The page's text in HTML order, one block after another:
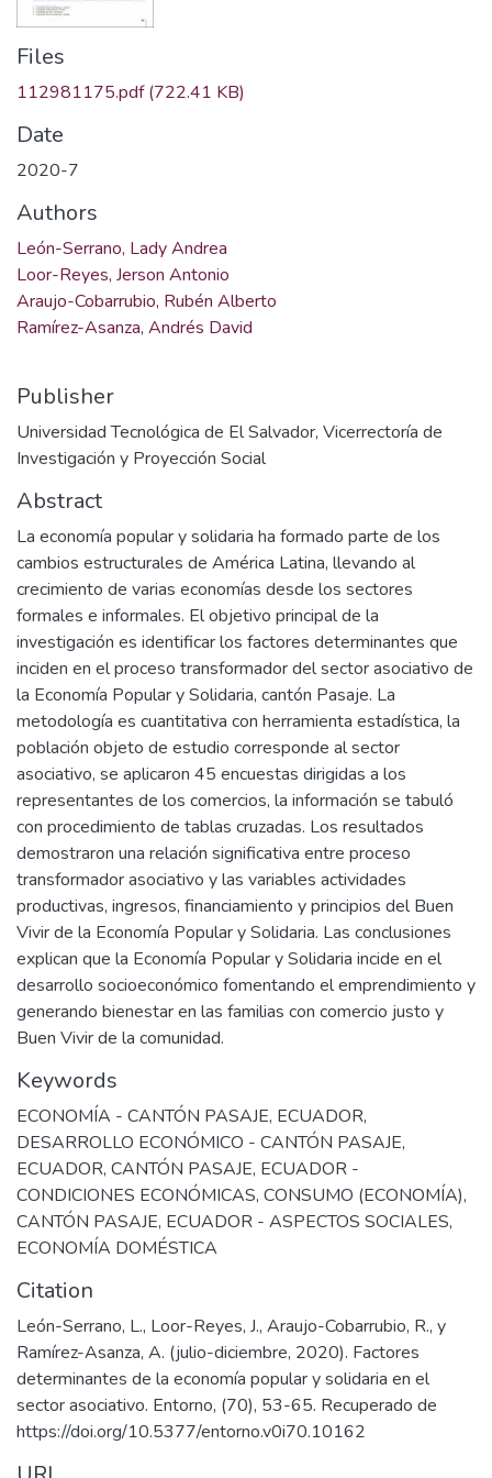
Files
112981175.pdf(722.41 KB)
Date
2020-7
Authors
León-Serrano, Lady Andrea
Loor-Reyes, Jerson Antonio
Araujo-Cobarrubio, Rubén Alberto
Ramírez-Asanza, Andrés David
Publisher
Universidad Tecnológica de El Salvador, Vicerrectoría de
Investigación y Proyección Social
Abstract
La economía popular y solidaria ha formado parte de los
cambios estructurales de América Latina, llevando al
crecimiento de varias economías desde los sectores
formales e informales. El objetivo principal de la
investigación es identificar los factores determinantes que
inciden en el proceso transformador del sector asociativo de
la Economía Popular y Solidaria, cantón Pasaje. La
metodología es cuantitativa con herramienta estadística, la
población objeto de estudio corresponde al sector
asociativo, se aplicaron 45 encuestas dirigidas a los
representantes de los comercios, la información se tabuló
con procedimiento de tablas cruzadas. Los resultados
demostraron una relación significativa entre proceso
transformador asociativo y las variables actividades
productivas, ingresos, financiamiento y principios del Buen
Vivir de la Economía Popular y Solidaria. Las conclusiones
explican que la Economía Popular y Solidaria incide en el
desarrollo socioeconómico fomentando el emprendimiento y
generando bienestar en las familias con comercio justo y
Buen Vivir de la comunidad.
Keywords
ECONOMÍA - CANTÓN PASAJE, ECUADOR,
DESARROLLO ECONÓMICO - CANTÓN PASAJE,
ECUADOR, CANTÓN PASAJE, ECUADOR -
CONDICIONES ECONÓMICAS, CONSUMO (ECONOMÍA),
CANTÓN PASAJE, ECUADOR - ASPECTOS SOCIALES,
ECONOMÍA DOMÉSTICA
Citation
León-Serrano, L., Loor-Reyes, J., Araujo-Cobarrubio, R., y
Ramírez-Asanza, A. (julio-diciembre, 2020). Factores
determinantes de la economía popular y solidaria en el
sector asociativo. Entorno, (70), 53-65. Recuperado de
https://doi.org/10.5377/entorno.v0i70.10162